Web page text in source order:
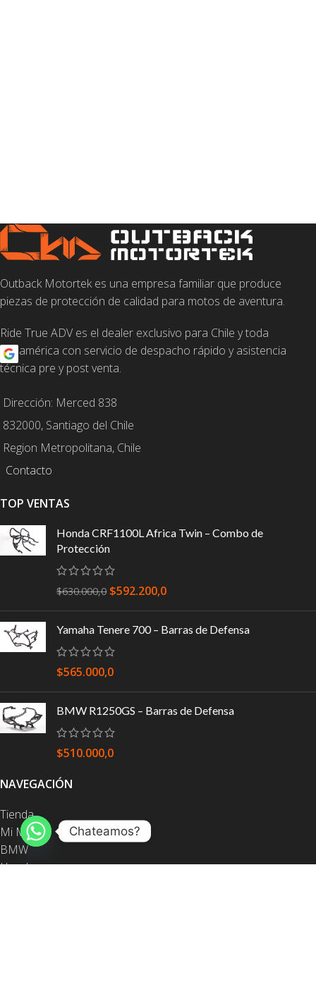
Outback Motortek es una empresa familiar que produce
piezas de protección de calidad para motos de aventura.
Ride True ADV es el dealer exclusivo para Chile y toda
Sudamérica con servicio de despacho rápido y asistencia
técnica pre y post venta.
Dirección: Merced 838
832000, Santiago del Chile
Region Metropolitana, Chile
Contacto
TOP VENTAS
Honda CRF1100L Africa Twin – Combo de
Protección
$630.000,0 $592.200,0
Yamaha Tenere 700 – Barras de Defensa
$565.000,0
BMW R1250GS – Barras de Defensa
$510.000,0
NAVEGACIÓN
Tienda
Mi Moto
BMW
Honda
Chateamos?